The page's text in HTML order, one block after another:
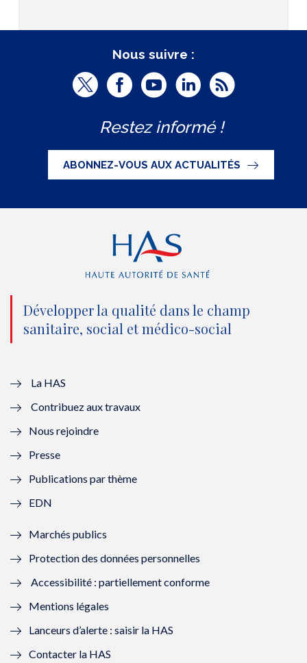
Nous suivre :
T
i
t
t
e
n
o
u
l
l
f
n
ê
t
r
e
F
c
e
b
o
o
k
(
n
o
e
e
n
ê
r
Y
u
t
u
b
e
(
n
o
u
ê
t
e
L
n
k
e
d
(
n
o
ê
R
Restez informé !
ABONNEZ-VOUS AUX ACTUALITÉS
Développer la qualité dans le champ
sanitaire, social et médico-social
La HAS
Contribuez aux travaux
Nous rejoindre
Presse
Publications par thème
EDN
Marchés publics
Protection des données personnelles
Accessibilité : partiellement conforme
Mentions légales
Lanceurs d’alerte : saisir la HAS
Contacter la HAS